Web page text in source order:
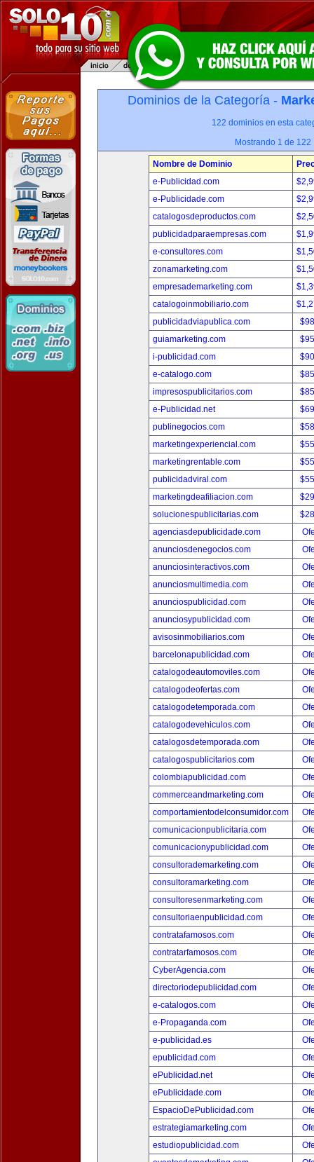
Dominios de la Categoría -
122 dominios en esta
Mostrando 1 de 122
Nombre de Dominio
e-Publicidad.com
e-Publicidade.com
catalogosdeproductos.com
publicidadparaempresas.com
e-consultores.com
zonamarketing.com
empresademarketing.com
catalogoinmobiliario.com
publicidadviapublica.com
guiamarketing.com
i-publicidad.com
e-catalogo.com
impresospublicitarios.com
e-Publicidad.net
publinegocios.com
marketingexperiencial.com
marketingrentable.com
publicidadviral.com
marketingdeafiliacion.com
solucionespublicitarias.com
agenciasdepublicidade.com
anunciosdenegocios.com
anunciosinteractivos.com
anunciosmultimedia.com
anunciospublicidad.com
anunciosypublicidad.com
avisosinmobiliarios.com
barcelonapublicidad.com
catalogodeautomoviles.com
catalogodeofertas.com
catalogodetemporada.com
catalogodevehiculos.com
catalogosdetemporada.com
catalogospublicitarios.com
colombiapublicidad.com
commerceandmarketing.com
comportamientodelconsumidor.com
comunicacionpublicitaria.com
comunicacionypublicidad.com
consultorademarketing.com
consultoramarketing.com
consultoresenmarketing.com
consultoriaenpublicidad.com
contratafamosos.com
contratarfamosos.com
CyberAgencia.com
directoriodepublicidad.com
e-catalogos.com
e-Propaganda.com
e-publicidad.es
epublicidad.com
ePublicidad.net
ePublicidade.com
EspacioDePublicidad.com
estrategiamarketing.com
estudiopublicidad.com